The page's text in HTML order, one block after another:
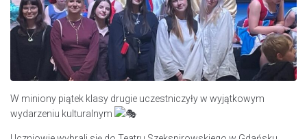
W miniony piątek klasy drugie uczestniczyły w wyjątkowym
wydarzeniu kulturalnym